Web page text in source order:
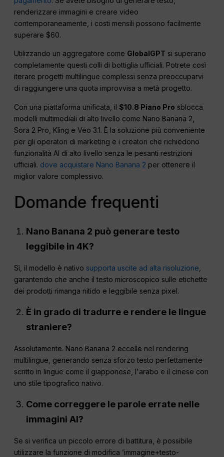
renderizzare immagini e creare video
contemporaneamente, i costi mensili possono facilmente
superare $60.
Utilizzando un aggregatore come GlobalGPT si superano
completamente questi colli di bottiglia ufficiali. Potrete così
iterare progetti multilingue complessi senza preoccuparvi
di raggiungere una quota improvvisa a metà progetto.
Con una piattaforma unificata, il$10.8 Piano Pro sblocca
modelli multimediali di alto livello come Nano Banana 2,
Sora 2 Pro, Kling e Veo 3.1. È la soluzione più conveniente
per gli operatori di marketing e i creatori che richiedono
funzionalità AI di alto livello senza le pesanti restrizioni
ufficiali. dove acquistare Nano Banana 2 per ottenere il
miglior valore complessivo.
Domande frequenti
Nano Banana 2 può generare testo
leggibile in 4K?
Sì, il modello è nativo supporta uscite ad alta risoluzione
garantendo che anche il testo microscopico sulle etichette
dei prodotti rimanga nitido e leggibile senza pixel.
È in grado di tradurre e rendere le lingue
straniere?
Assolutamente. Nano Banana 2 eccelle nel rendering
multilingue, generando senza sforzo testo perfettamente
scritto in lingue come il giapponese, l'arabo e il cinese con
uno stile tipografico nativo.
Come correggere le parole errate nelle
immagini AI?
Se si verifica un piccolo errore di battitura, è possibile
utilizzare la funzione di modifica ’immagine+testo-